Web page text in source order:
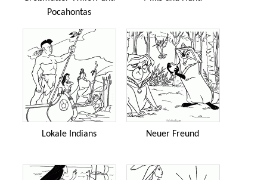
Pocahontas
Lokale Indians Neuer Freund